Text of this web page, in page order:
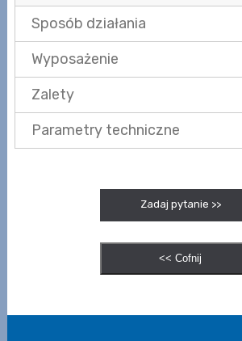
Sposób działania
Wyposażenie
Zalety
Parametry techniczne
Zadaj pytanie >>